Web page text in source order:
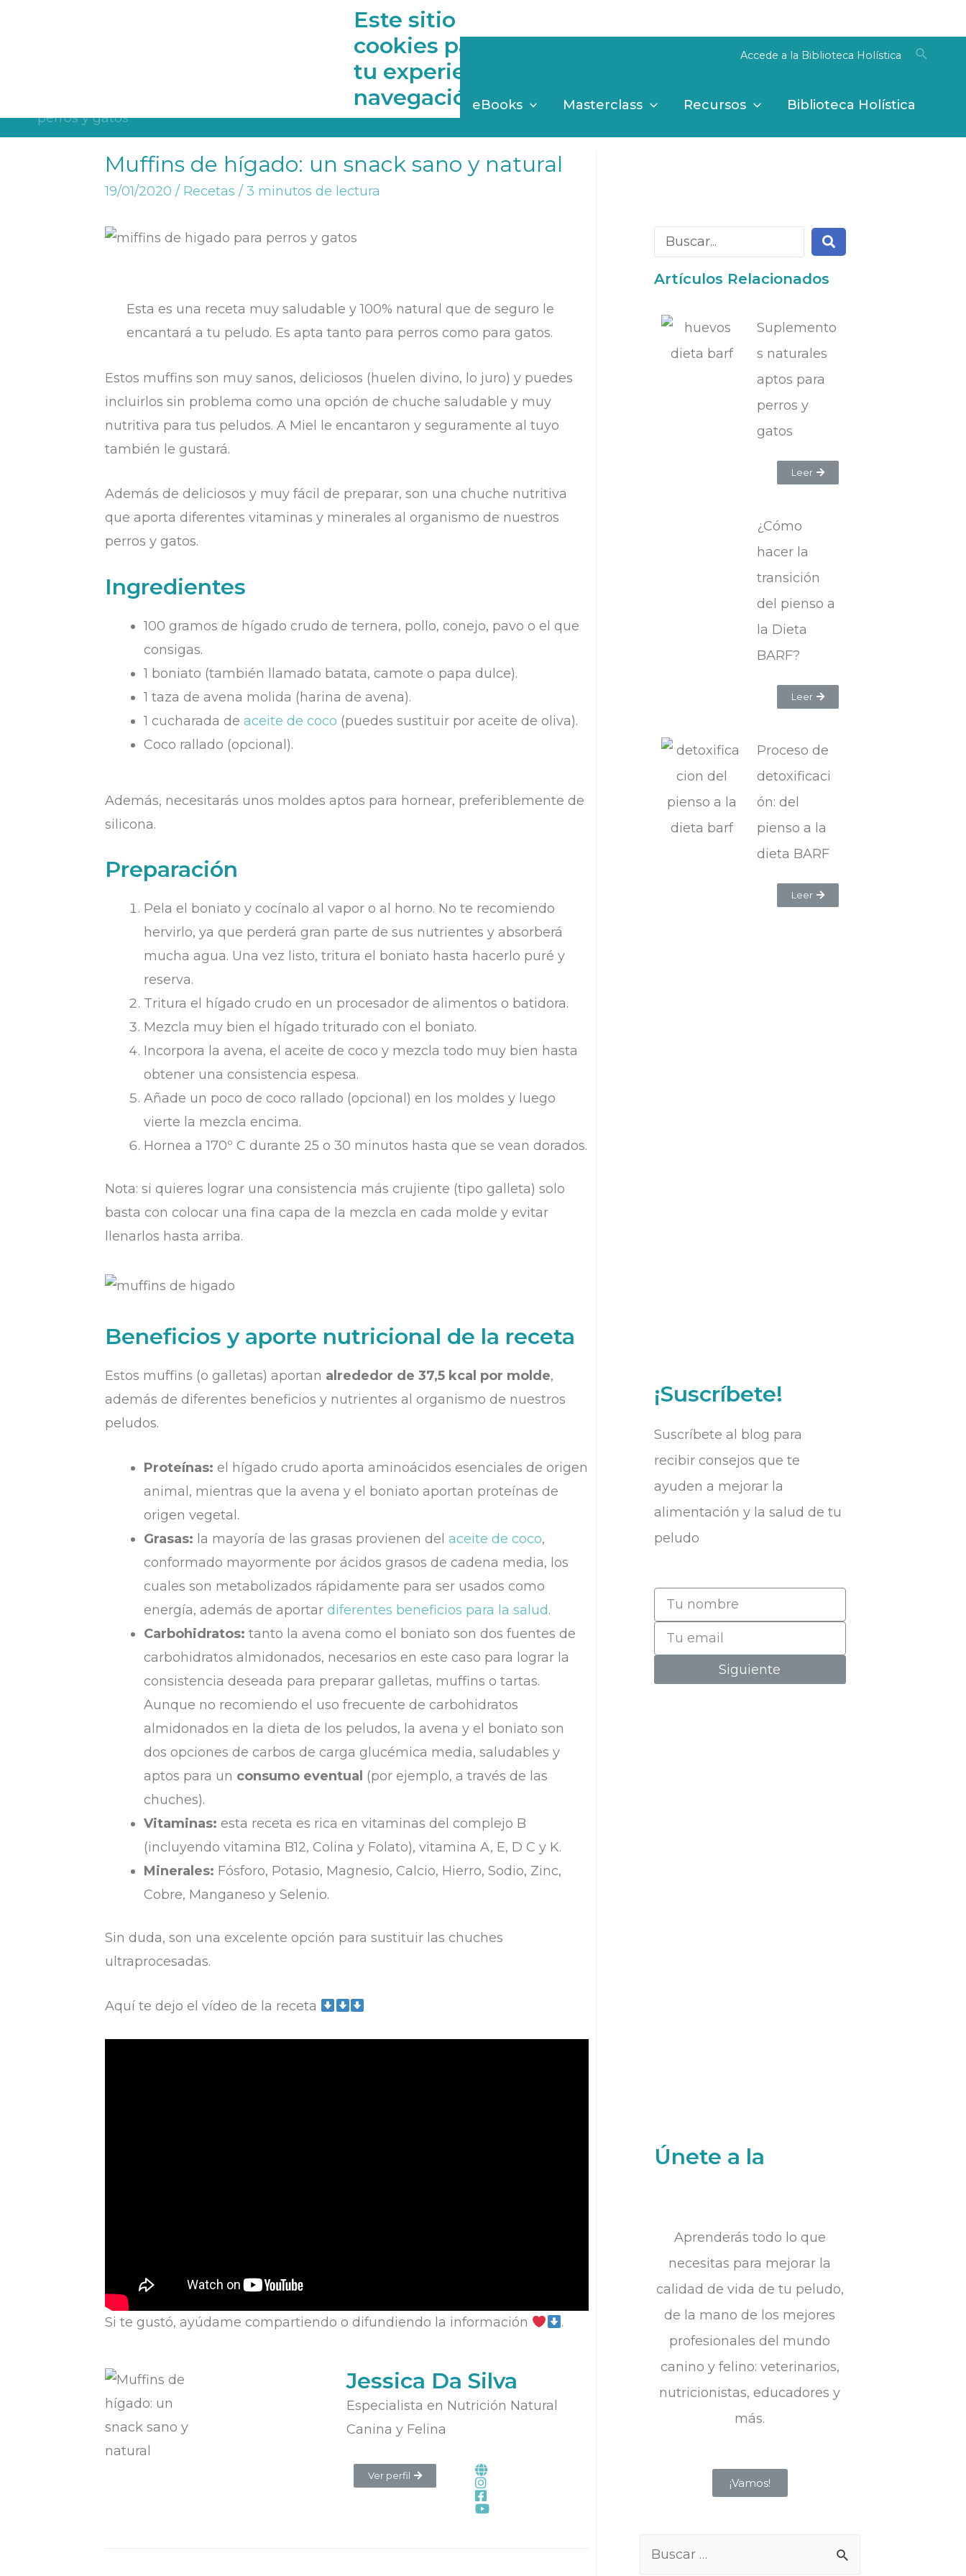
Accede a la Biblioteca Holística
Asesorías eBooks Masterclass Recursos Biblioteca Holística
Muffins de hígado: un snack sano y natural
19/01/2020 / Recetas / 3 minutos de lectura
Esta es una receta muy saludable y 100% natural que de seguro le
encantará a tu peludo. Es apta tanto para perros como para gatos.
Estos muffins son muy sanos, deliciosos (huelen divino, lo juro) y puedes
incluirlos sin problema como una opción de chuche saludable y muy
nutritiva para tus peludos. A Miel le encantaron y seguramente al tuyo
también le gustará.
Además de deliciosos y muy fácil de preparar, son una chuche nutritiva
que aporta diferentes vitaminas y minerales al organismo de nuestros
perros y gatos.
Ingredientes
100 gramos de hígado crudo de ternera, pollo, conejo, pavo o el que
consigas.
1 boniato (también llamado batata, camote o papa dulce).
1 taza de avena molida (harina de avena).
1 cucharada de aceite de coco (puedes sustituir por aceite de oliva).
Coco rallado (opcional).
Además, necesitarás unos moldes aptos para hornear, preferiblemente de
silicona.
Preparación
Pela el boniato y cocínalo al vapor o al horno. No te recomiendo
hervirlo, ya que perderá gran parte de sus nutrientes y absorberá
mucha agua. Una vez listo, tritura el boniato hasta hacerlo puré y
reserva.
Tritura el hígado crudo en un procesador de alimentos o batidora.
Mezcla muy bien el hígado triturado con el boniato.
Incorpora la avena, el aceite de coco y mezcla todo muy bien hasta
obtener una consistencia espesa.
Añade un poco de coco rallado (opcional) en los moldes y luego
vierte la mezcla encima.
Hornea a 170º C durante 25 o 30 minutos hasta que se vean dorados.
Nota: si quieres lograr una consistencia más crujiente (tipo galleta) solo
basta con colocar una fina capa de la mezcla en cada molde y evitar
llenarlos hasta arriba.
Beneficios y aporte nutricional de la receta
Estos muffins (o galletas) aportan alrededor de 37,5 kcal por molde,
además de diferentes beneficios y nutrientes al organismo de nuestros
peludos.
Proteínas: el hígado crudo aporta aminoácidos esenciales de origen
animal, mientras que la avena y el boniato aportan proteínas de
origen vegetal.
Grasas: la mayoría de las grasas provienen del aceite de coco,
conformado mayormente por ácidos grasos de cadena media, los
cuales son metabolizados rápidamente para ser usados como
energía, además de aportar diferentes beneficios para la salud.
Carbohidratos: tanto la avena como el boniato son dos fuentes de
carbohidratos almidonados, necesarios en este caso para lograr la
consistencia deseada para preparar galletas, muffins o tartas.
Aunque no recomiendo el uso frecuente de carbohidratos
almidonados en la dieta de los peludos, la avena y el boniato son
dos opciones de carbos de carga glucémica media, saludables y
aptos para un consumo eventual (por ejemplo, a través de las
chuches).
Vitaminas: esta receta es rica en vitaminas del complejo B
(incluyendo vitamina B12, Colina y Folato), vitamina A, E, D C y K.
Minerales: Fósforo, Potasio, Magnesio, Calcio, Hierro, Sodio, Zinc,
Cobre, Manganeso y Selenio.
Sin duda, son una excelente opción para sustituir las chuches
ultraprocesadas.
Aquí te dejo el vídeo de la receta
Si te gustó, ayúdame compartiendo o difundiendo la información .
Jessica Da Silva
Especialista en Nutrición Natural
Canina y Felina
Ver perfil
Artículos Relacionados
Suplemento
s naturales
aptos para
perros y
gatos
Leer
¿Cómo
hacer la
transición
del pienso a
la Dieta
BARF?
Leer
Proceso de
detoxificaci
ón: del
pienso a la
dieta BARF
Leer
¡Suscríbete!
Suscríbete al blog para
recibir consejos que te
ayuden a mejorar la
alimentación y la salud de tu
peludo
Siguiente
Únete a la
Aprenderás todo lo que
necesitas para mejorar la
calidad de vida de tu peludo,
de la mano de los mejores
profesionales del mundo
canino y felino: veterinarios,
nutricionistas, educadores y
más.
¡Vamos!
Este sitio web utiliza
cookies para mejorar
tu experiencia de
navegación